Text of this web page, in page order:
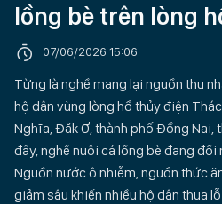
lồng bè trên lòng
07/06/2026 15:06
Từng là nghề mang lại nguồn thu
hộ dân vùng lòng hồ thủy điện
Nghĩa, Đăk Ơ, thành phố Đồng Nai,
đây, nghề nuôi cá lồng bè đang đối
Nguồn nước ô nhiễm, nguồn thức
giảm sâu khiến nhiều hộ dân thua